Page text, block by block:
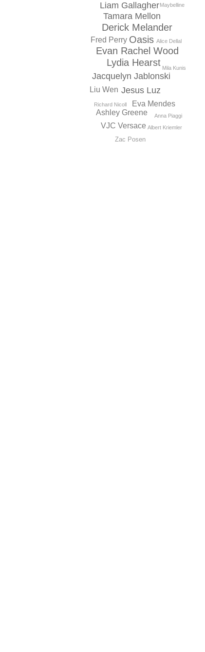
Evan Rachel Wood
Lydia Hearst
Oasis
Derick Melander
Jacquelyn Jablonski
Jesus Luz
Tamara Mellon
Liam Gallagher
Eva Mendes
Ashley Greene
Liu Wen
Fred Perry
VJC Versace
Zac Posen
Anna Piaggi
Alice Dellal
Albert Kriemler
Maybelline
Mila Kunis
Richard Nicoll